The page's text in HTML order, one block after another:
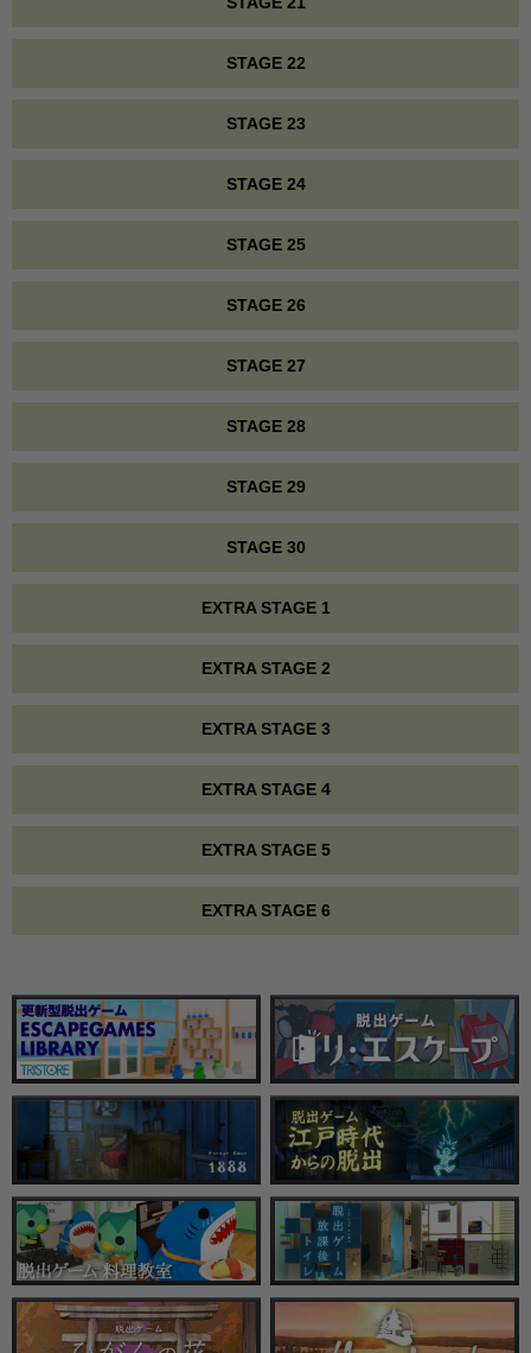
STAGE 22
STAGE 23
STAGE 24
STAGE 25
STAGE 26
STAGE 27
STAGE 28
STAGE 29
STAGE 30
EXTRA STAGE 1
EXTRA STAGE 2
EXTRA STAGE 3
EXTRA STAGE 4
EXTRA STAGE 5
EXTRA STAGE 6